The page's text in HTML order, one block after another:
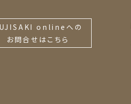
onlineへの
お問合せはこちら